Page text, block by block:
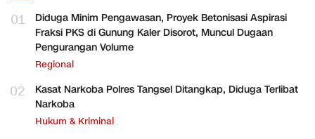
01
Diduga Minim Pengawasan, Proyek Betonisasi Aspirasi
Fraksi PKS di Gunung Kaler Disorot, Muncul Dugaan
Pengurangan Volume
Regional
02
Kasat Narkoba Polres Tangsel Ditangkap, Diduga Terlibat
Narkoba
Hukum & Kriminal